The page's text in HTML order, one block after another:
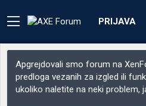
PRIJAVA
Apgrejdovali smo forum na
predloga vezanih za izgled ili
ukoliko naletite na neki problem,